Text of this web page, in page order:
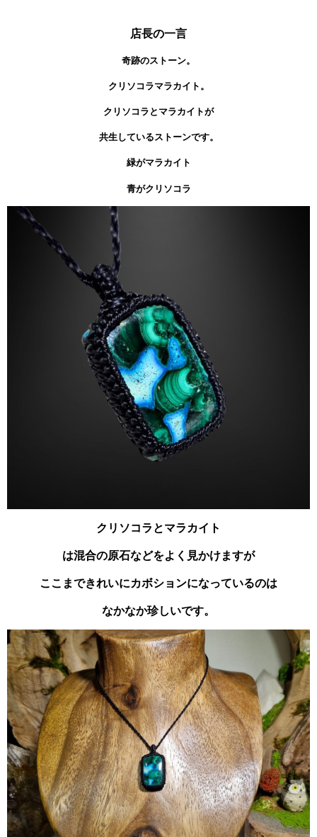
店長の一言
奇跡のストーン。
クリソコラマラカイト。
クリソコラとマラカイトが
共生しているストーンです。
緑がマラカイト
青がクリソコラ
クリソコラとマラカイト
は混合の原石などをよく見かけますが
ここまできれいにカボションになっているのは
なかなか珍しいです。